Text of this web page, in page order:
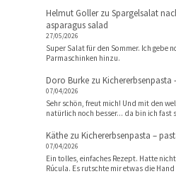
Helmut Gollerzu Spargelsalat
asparagus salad
27/05/2026
Super Salat für den Sommer. Ich gebe
Parmaschinken hinzu.
Doro Burke zu Kichererbsenpasta
07/04/2026
Sehr schön, freut mich! Und mit den
natürlich noch besser... da bin ich fast
Käthe zu Kichererbsenpasta –
07/04/2026
Ein tolles, einfaches Rezept. Hatte
Rúcula. Es rutschte mir etwas die